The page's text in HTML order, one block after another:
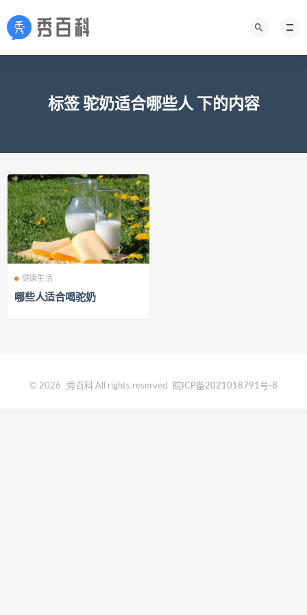
标签 驼奶适合哪些人 下的内容
健康生活
哪些人适合喝驼奶
© 2026 秀百科 All rights reserved 皖ICP备2021018791号-8